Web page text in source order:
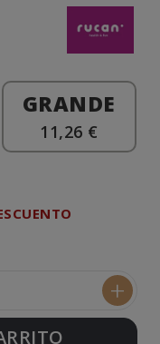
GRANDE
11,26 €
+